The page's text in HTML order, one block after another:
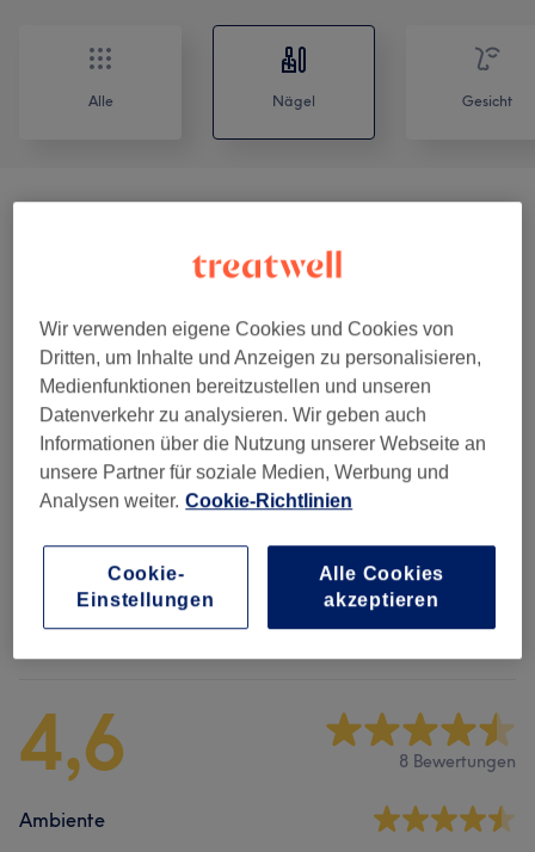
Alle Nägel Gesicht
Pulver Gel System (Verlängerung &
Verstärkung) (4)
ab 10 €
Pink & White System (French Pulver) (2) ab 40 €
UV Gel System ( 4) ab 40 €
Salonbewertungen
4,6 8 Bewertungen
Ambiente
Wir verwenden eigene Cookies und Cookies von
Dritten, um Inhalte und Anzeigen zu personalisieren,
Medienfunktionen bereitzustellen und unseren
Datenverkehr zu analysieren. Wir geben auch
Informationen über die Nutzung unserer Webseite an
unsere Partner für soziale Medien, Werbung und
Analysen weiter. Cookie-Richtlinien
Cookie-
Einstellungen
Alle Cookies
akzeptieren